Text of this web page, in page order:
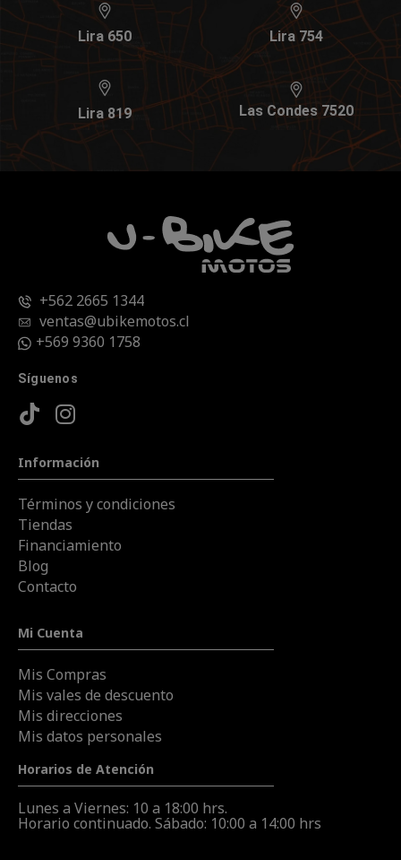
Lira 650 Lira 754
Lira 819 Las Condes 7520
+562 2665 1344
ventas@ubikemotos.cl
+569 9360 1758
Síguenos
Información
Términos y condiciones
Tiendas
Financiamiento
Blog
Contacto
Mi Cuenta
Mis Compras
Mis vales de descuento
Mis direcciones
Mis datos personales
Horarios de Atención
Lunes a Viernes: 10 a 18:00 hrs.
Horario continuado. Sábado: 10:00 a 14:00 hrs